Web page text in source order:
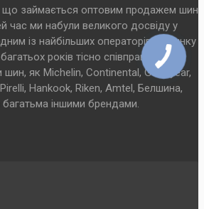
що займається оптовим продажем шин
час ми набули великого досвіду у
із найбільших операторів на ринку
років тісно співпрацюємо з
як Michelin, Continental, Goodyear,
Hankook, Riken, Amtel, Белшина,
іншими брендами.